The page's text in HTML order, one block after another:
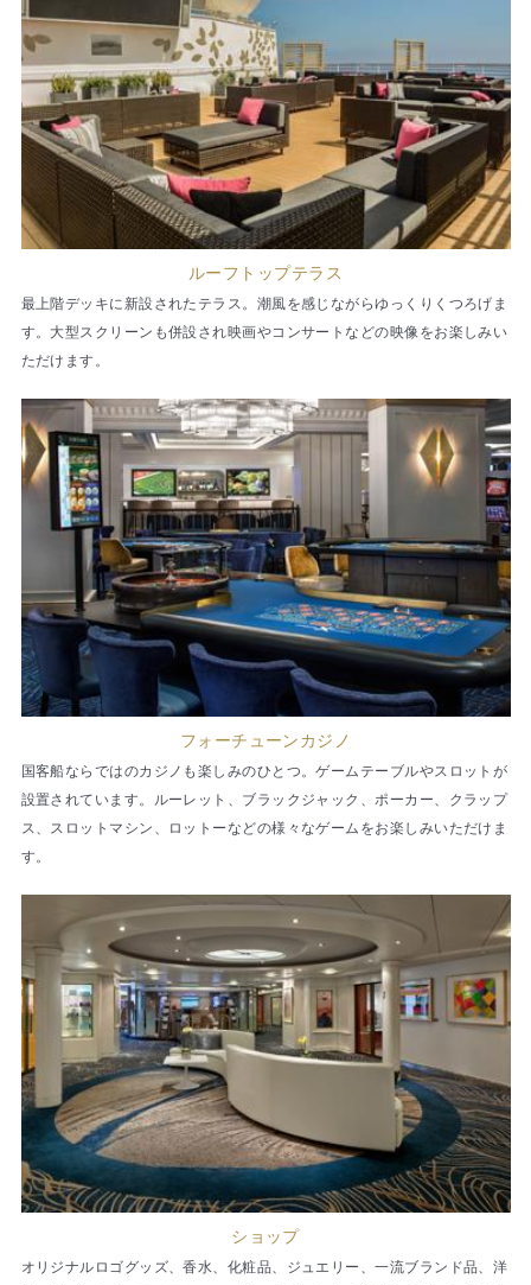
ルーフトップテラス
最上階デッキに新設されたテラス。潮風を感じながらゆっくりくつろげま
す。大型スクリーンも併設され映画やコンサートなどの映像をお楽しみい
ただけます。
フォーチューンカジノ
国客船ならではのカジノも楽しみのひとつ。ゲームテーブルやスロットが
設置されています。ルーレット、ブラックジャック、ポーカー、クラップ
ス、スロットマシン、ロットーなどの様々なゲームをお楽しみいただけま
す。
ショップ
オリジナルロゴグッズ、香水、化粧品、ジュエリー、一流ブランド品、洋